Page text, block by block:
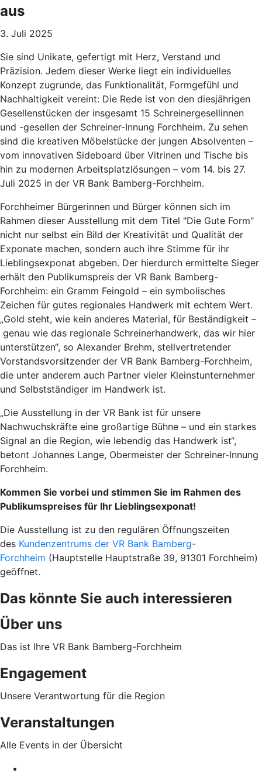
aus
3. Juli 2025
Sie sind Unikate, gefertigt mit Herz, Verstand und
Präzision. Jedem dieser Werke liegt ein individuelles
Konzept zugrunde, das Funktionalität, Formgefühl und
Nachhaltigkeit vereint: Die Rede ist von den diesjährigen
Gesellenstücken der insgesamt 15 Schreinergesellinnen
und -gesellen der Schreiner-Innung Forchheim. Zu sehen
sind die kreativen Möbelstücke der jungen Absolventen –
vom innovativen Sideboard über Vitrinen und Tische bis
hin zu modernen Arbeitsplatzlösungen – vom 14. bis 27.
Juli 2025 in der VR Bank Bamberg-Forchheim.
Forchheimer Bürgerinnen und Bürger können sich im
Rahmen dieser Ausstellung mit dem Titel "Die Gute Form"
nicht nur selbst ein Bild der Kreativität und Qualität der
Exponate machen, sondern auch ihre Stimme für ihr
Lieblingsexponat abgeben. Der hierdurch ermittelte Sieger
erhält den Publikumspreis der VR Bank Bamberg-
Forchheim: ein Gramm Feingold – ein symbolisches
Zeichen für gutes regionales Handwerk mit echtem Wert.
„Gold steht, wie kein anderes Material, für Beständigkeit –
genau wie das regionale Schreinerhandwerk, das wir hier
unterstützen“, so Alexander Brehm, stellvertretender
Vorstandsvorsitzender der VR Bank Bamberg-Forchheim,
die unter anderem auch Partner vieler Kleinstunternehmer
und Selbstständiger im Handwerk ist.
„Die Ausstellung in der VR Bank ist für unsere
Nachwuchskräfte eine großartige Bühne – und ein starkes
Signal an die Region, wie lebendig das Handwerk ist“,
betont Johannes Lange, Obermeister der Schreiner-Innung
Forchheim.
Kommen Sie vorbei und stimmen Sie im Rahmen des
Publikumspreises für Ihr Lieblingsexponat!
Die Ausstellung ist zu den regulären Öffnungszeiten
des Kundenzentrums der VR Bank Bamberg-
Forchheim (Hauptstelle Hauptstraße 39, 91301 Forchheim)
geöffnet.
Das könnte Sie auch interessieren
Über uns
Das ist Ihre VR Bank Bamberg-Forchheim
Engagement
Unsere Verantwortung für die Region
Veranstaltungen
Alle Events in der Übersicht